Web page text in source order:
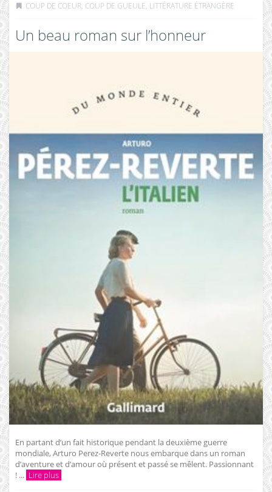
COUP DE COEUR, COUP DE GUEULE, LITTÉRATURE ÉTRANGÈRE
Un beau roman sur l’honneur
En partant d’un fait historique pendant la deuxième guerre
mondiale, Arturo Perez-Reverte nous embarque dans un roman
d’aventure et d’amour où présent et passé se mêlent. Passionnant
! ... Lire plus